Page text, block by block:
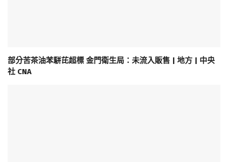
部分苦茶油苯駢芘超標 金門衛生局：未流入販售 | 地方 | 中央
社 CNA